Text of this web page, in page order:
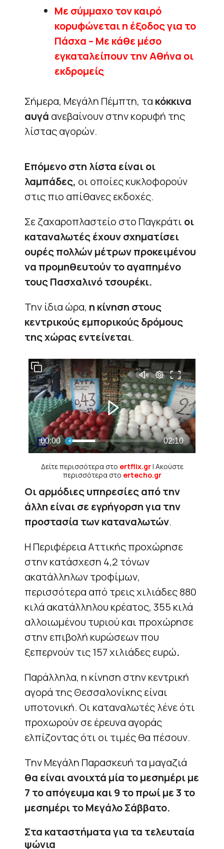
Με σύμμαχο τον καιρό
κορυφώνεται η έξοδος για το
Πάσχα – Με κάθε μέσο
εγκαταλείπουν την Αθήνα οι
εκδρομείς
Σήμερα, Μεγάλη Πέμπτη, τα κόκκινα
αυγά ανεβαίνουν στην κορυφή της
λίστας αγορών.
Επόμενο στη λίστα είναι οι
λαμπάδες, οι οποίες κυκλοφορούν
στις πιο απίθανες εκδοχές.
Σε ζαχαροπλαστείο στο Παγκράτι οι
καταναλωτές έχουν σχηματίσει
ουρές πολλών μέτρων προκειμένου
να προμηθευτούν το αγαπημένο
τους Πασχαλινό τσουρέκι.
Την ίδια ώρα, η κίνηση στους
κεντρικούς εμπορικούς δρόμους
της χώρας εντείνεται.
Δείτε περισσότερα στο ertflix.gr| Ακούστε
περισσότερα στο ertecho.gr
Οι αρμόδιες υπηρεσίες από την
άλλη είναι σε εγρήγορση για την
προστασία των καταναλωτών.
Η Περιφέρεια Αττικής προχώρησε
στην κατάσχεση 4,2 τόνων
ακατάλληλων τροφίμων,
περισσότερα από τρεις χιλιάδες 880
κιλά ακατάλληλου κρέατος, 355 κιλά
αλλοιωμένου τυριού και προχώρησε
στην επιβολή κυρώσεων που
ξεπερνούν τις 157 χιλιάδες ευρώ.
Παράλληλα, η κίνηση στην κεντρική
αγορά της Θεσσαλονίκης είναι
υποτονική. Οι καταναλωτές λένε ότι
προχωρούν σε έρευνα αγοράς
ελπίζοντας ότι οι τιμές θα πέσουν.
Την Μεγάλη Παρασκευή τα μαγαζιά
θα είναι ανοιχτά μία το μεσημέρι με
7 το απόγευμα και 9 το πρωί με 3 το
μεσημέρι το Μεγάλο Σάββατο.
Στα καταστήματα για τα τελευταία
ψώνια